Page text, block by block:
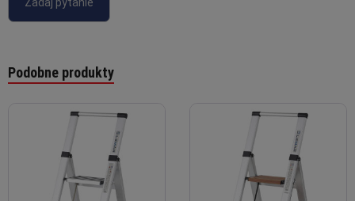
Podobne produkty